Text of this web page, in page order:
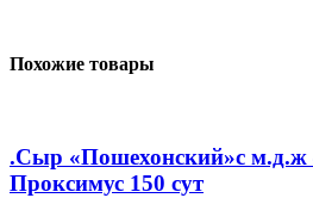
Похожие товары
.Сыр «Пошехонский»с м.д.ж
Проксимус 150 сут